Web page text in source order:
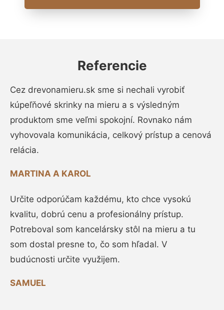
Referencie
Cez drevonamieru.sk sme si nechali vyrobiť
kúpeľňové skrinky na mieru a s výsledným
produktom sme veľmi spokojní. Rovnako nám
vyhovovala komunikácia, celkový prístup a cenová
relácia.
MARTINA A KAROL
Určite odporúčam každému, kto chce vysokú
kvalitu, dobrú cenu a profesionálny prístup.
Potreboval som kancelársky stôl na mieru a tu
som dostal presne to, čo som hľadal. V
budúcnosti určite využijem.
SAMUEL